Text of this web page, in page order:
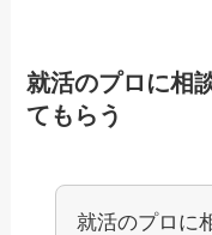
就活のプロに相
てもらう
就活のプロに